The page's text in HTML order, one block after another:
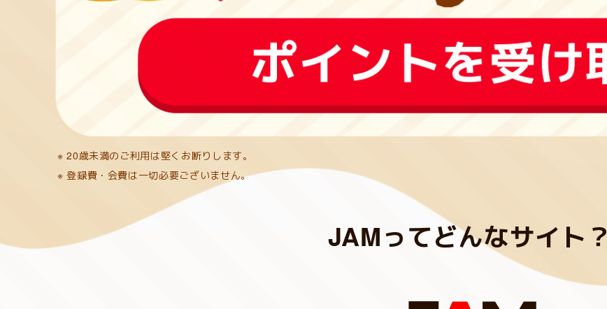
※ 20歳未満のご利用は堅くお断りします。
※ 登録費・会費は一切必要ございません。
JAMってどんなサイト？